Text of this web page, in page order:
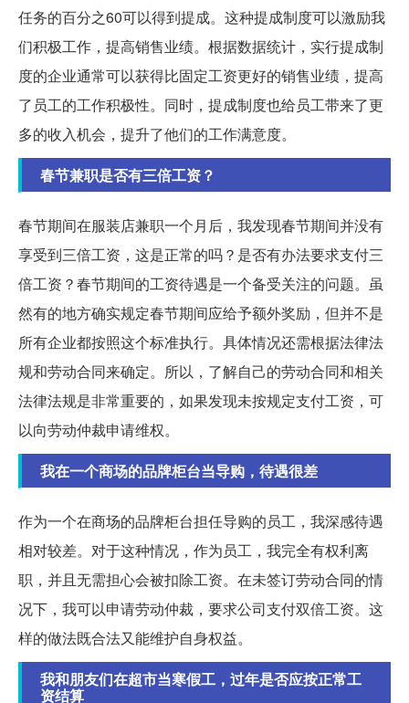
任务的百分之60可以得到提成。这种提成制度可以激励我
们积极工作，提高销售业绩。根据数据统计，实行提成制
度的企业通常可以获得比固定工资更好的销售业绩，提高
了员工的工作积极性。同时，提成制度也给员工带来了更
多的收入机会，提升了他们的工作满意度。
春节兼职是否有三倍工资？
春节期间在服装店兼职一个月后，我发现春节期间并没有
享受到三倍工资，这是正常的吗？是否有办法要求支付三
倍工资？春节期间的工资待遇是一个备受关注的问题。虽
然有的地方确实规定春节期间应给予额外奖励，但并不是
所有企业都按照这个标准执行。具体情况还需根据法律法
规和劳动合同来确定。所以，了解自己的劳动合同和相关
法律法规是非常重要的，如果发现未按规定支付工资，可
以向劳动仲裁申请维权。
我在一个商场的品牌柜台当导购，待遇很差
作为一个在商场的品牌柜台担任导购的员工，我深感待遇
相对较差。对于这种情况，作为员工，我完全有权利离
职，并且无需担心会被扣除工资。在未签订劳动合同的情
况下，我可以申请劳动仲裁，要求公司支付双倍工资。这
样的做法既合法又能维护自身权益。
我和朋友们在超市当寒假工，过年是否应按正常工
资结算